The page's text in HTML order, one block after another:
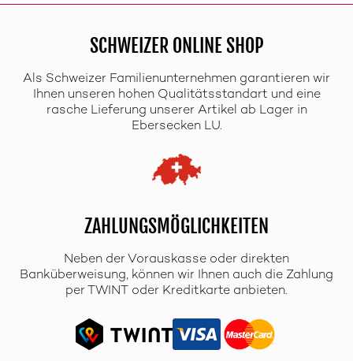
SCHWEIZER ONLINE SHOP
Als Schweizer Familienunternehmen garantieren wir
Ihnen unseren hohen Qualitätsstandart und eine
rasche Lieferung unserer Artikel ab Lager in
Ebersecken LU.
ZAHLUNGSMÖGLICHKEITEN
Neben der Vorauskasse oder direkten
Banküberweisung, können wir Ihnen auch die Zahlung
per TWINT oder Kreditkarte anbieten.